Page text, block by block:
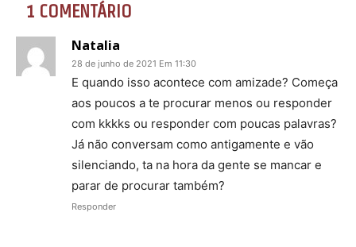
1 COMENTÁRIO
Natalia
28 de junho de 2021 Em 11:30
E quando isso acontece com amizade? Começa
aos poucos a te procurar menos ou responder
com kkkks ou responder com poucas palavras?
Já não conversam como antigamente e vão
silenciando, ta na hora da gente se mancar e
parar de procurar também?
Responder